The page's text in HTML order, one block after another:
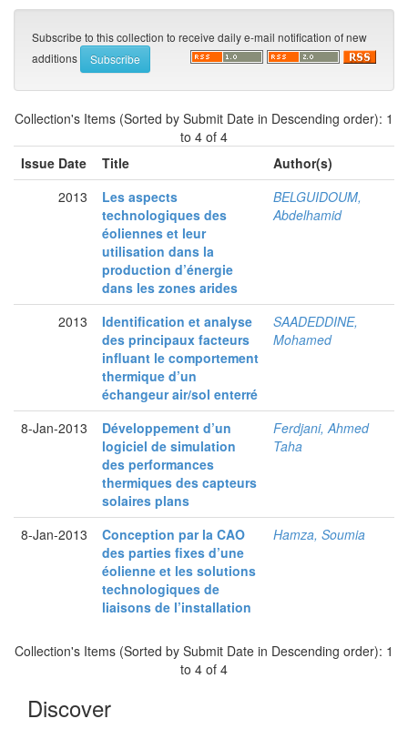
Subscribe to this collection to receive daily e-mail notification of new
additions
Collection's Items (Sorted by Submit Date in Descending order): 1
to 4 of 4
Issue Date
Title
Author(s)
2013
Les aspects
technologiques des
éoliennes et leur
utilisation dans la
production d’énergie
dans les zones arides
BELGUIDOUM,
Abdelhamid
2013
Identification et analyse
des principaux facteurs
influant le comportement
thermique d’un
échangeur air/sol enterré
SAADEDDINE,
Mohamed
8-Jan-2013
Développement d’un
logiciel de simulation
des performances
thermiques des capteurs
solaires plans
Ferdjani, Ahmed
Taha
8-Jan-2013
Conception par la CAO
des parties fixes d’une
éolienne et les solutions
technologiques de
liaisons de l’installation
Hamza, Soumia
Collection's Items (Sorted by Submit Date in Descending order): 1
to 4 of 4
Discover